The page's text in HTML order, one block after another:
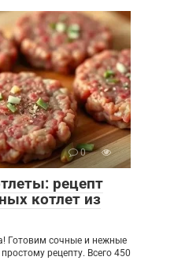
0
рецепт
котлет из
Готовим сочные и нежные
рецепту. Всего 450